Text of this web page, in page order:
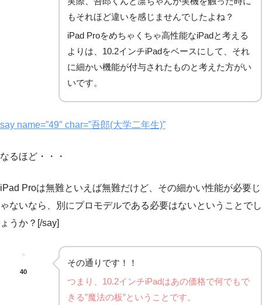
もそれほど違いを感じませんでしたよね？
iPad Proをめちゃくちゃ高性能なiPadと考える
よりは、10.2インチiPadをベースにして、それ
に細かい機能が付与されたものと考えた方がい
いです。
say name=”49″ char=”吾郎(大学二年生)”
なるほど・・・
iPad Proは無難といえば無難だけど、その細かい性能が必要じ
ゃないなら、別にプロモデルである必要はないということでし
ょうか？[/say]
40
その通りです！！
つまり、10.2インチiPadはあの価格で何でもで
きる”魔法の板”ということです。